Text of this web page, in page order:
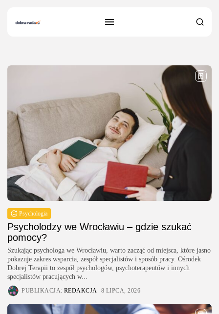
20 results found
Psychologia
Psycholodzy we Wrocławiu – gdzie szukać
pomocy?
Szukając psychologa we Wrocławiu, warto zacząć od miejsca, które jasno
pokazuje zakres wsparcia, zespół specjalistów i sposób pracy. Ośrodek
Dobrej Terapii to zespół psychologów, psychoterapeutów i innych
specjalistów pracujących w...
PUBLIKACJA: REDAKCJA 8 LIPCA, 2026